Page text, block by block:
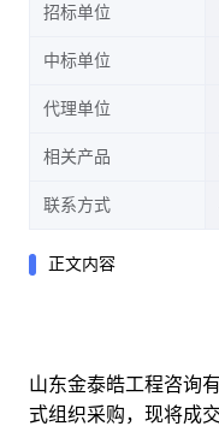
招标单位
中标单位
代理单位
相关产品
联系方式
正文内容
山东金泰皓工程咨询
式组织采购，现将成